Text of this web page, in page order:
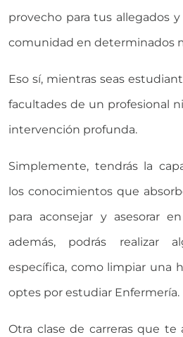
provecho para tus allegados
comunidad en determinados
Eso sí, mientras seas
facultades de un profesional
intervención profunda.
Simplemente, tendrás la
los conocimientos que
para aconsejar y asesorar
además, podrás realizar
específica, como limpiar una
optes por estudiar Enfermería.
Otra clase de carreras que te